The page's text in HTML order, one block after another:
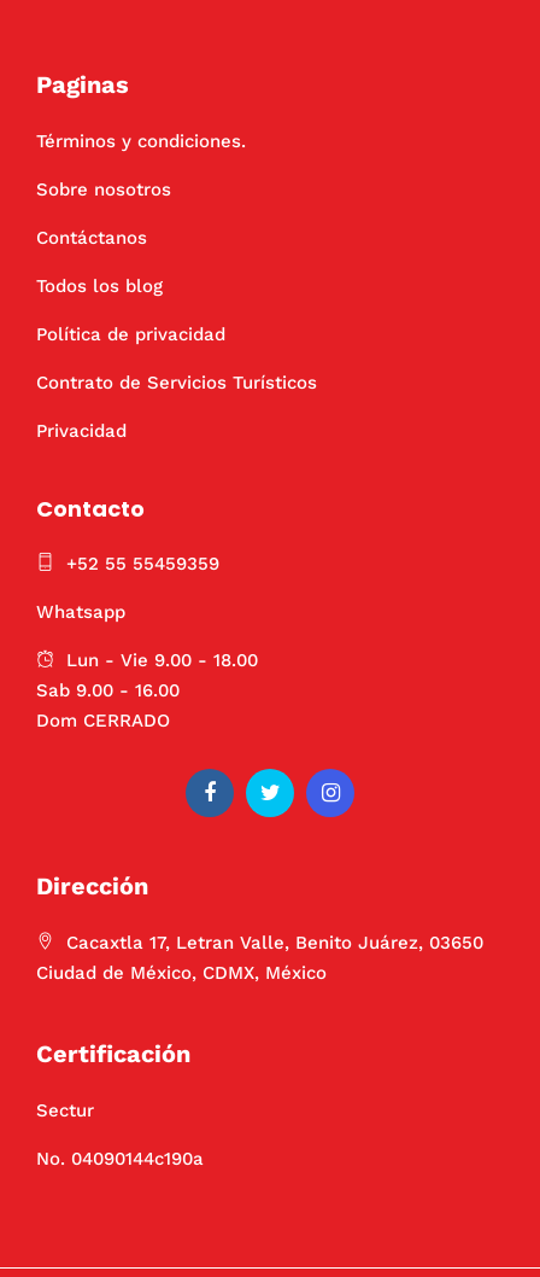
Paginas
Términos y condiciones.
Sobre nosotros
Contáctanos
Todos los blog
Política de privacidad
Contrato de Servicios Turísticos
Privacidad
Contacto
+52 55 55459359
Whatsapp
Lun - Vie 9.00 - 18.00
Sab 9.00 - 16.00
Dom CERRADO
Dirección
Cacaxtla 17, Letran Valle, Benito Juárez, 03650
Ciudad de México, CDMX, México
Certificación
Sectur
No. 04090144c190a